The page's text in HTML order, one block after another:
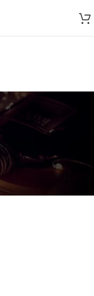
Prikazan jedan rezultat